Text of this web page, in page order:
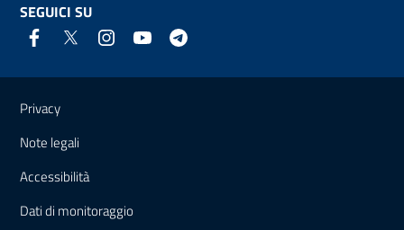
SEGUICI SU
Link e informazioni utili
Privacy
Note legali
Accessibilità
Dati di monitoraggio